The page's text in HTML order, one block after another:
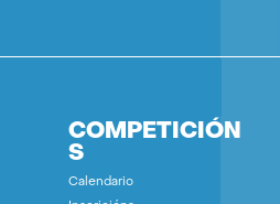
COMPETICIÓN
S
Calendario